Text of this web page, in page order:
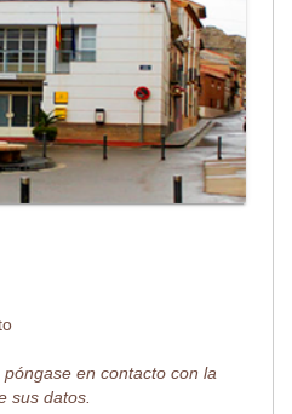
en contacto con la
sus datos.